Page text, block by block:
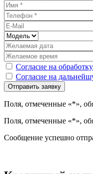
Согласие на
Согласие на
Поля, отмеченные «*»,
Поля, отмеченные «*»,
Сообщение успешно